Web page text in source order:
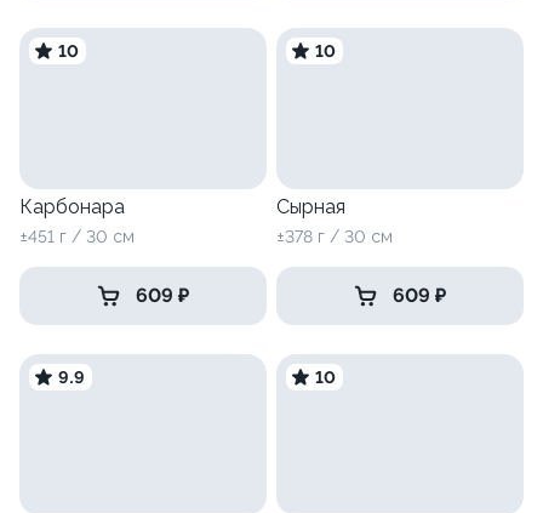
10
Карбонара
±451 г / 30 см
609 ₽
10
Сырная
±378 г / 30 см
609 ₽
9.9 10